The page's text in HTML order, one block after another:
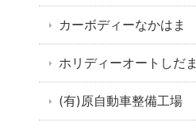
カーボディーなかはま
ホリディーオートしだま
(有)原自動車整備工場